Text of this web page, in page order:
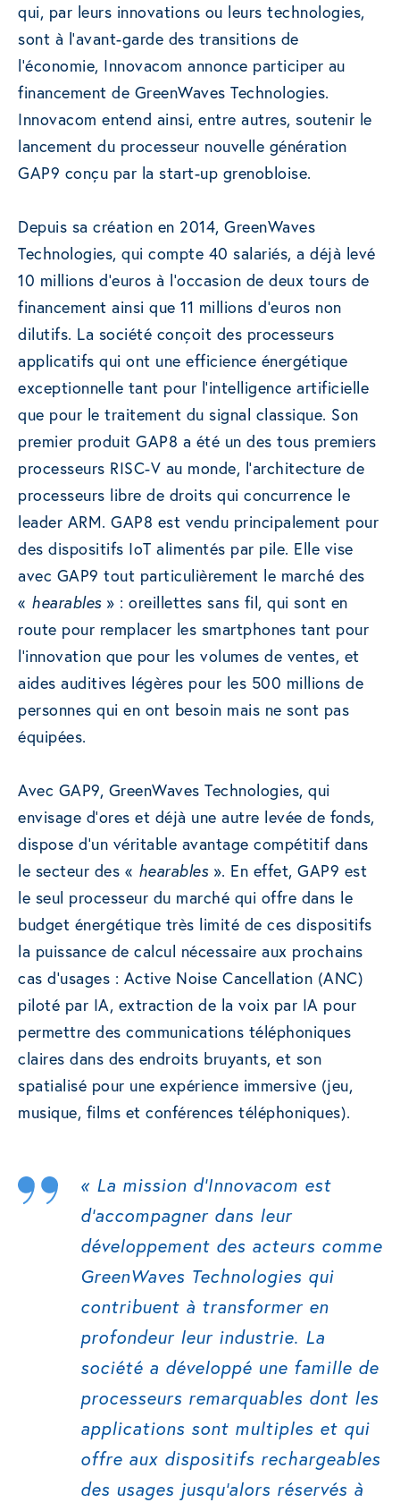
qui, par leurs innovations ou leurs technologies,
sont à l’avant-garde des transitions de
l’économie, Innovacom annonce participer au
financement de GreenWaves Technologies.
Innovacom entend ainsi, entre autres, soutenir le
lancement du processeur nouvelle génération
GAP9 conçu par la start-up grenobloise.
Depuis sa création en 2014, GreenWaves
Technologies, qui compte 40 salariés, a déjà levé
10 millions d’euros à l’occasion de deux tours de
financement ainsi que 11 millions d’euros non
dilutifs. La société conçoit des processeurs
applicatifs qui ont une efficience énergétique
exceptionnelle tant pour l’intelligence artificielle
que pour le traitement du signal classique. Son
premier produit GAP8 a été un des tous premiers
processeurs RISC-V au monde, l’architecture de
processeurs libre de droits qui concurrence le
leader ARM. GAP8 est vendu principalement pour
des dispositifs IoT alimentés par pile. Elle vise
avec GAP9 tout particulièrement le marché des
« hearables» : oreillettes sans fil, qui sont en
route pour remplacer les smartphones tant pour
l’innovation que pour les volumes de ventes, et
aides auditives légères pour les 500 millions de
personnes qui en ont besoin mais ne sont pas
équipées.
Avec GAP9, GreenWaves Technologies, qui
envisage d’ores et déjà une autre levée de fonds,
dispose d’un véritable avantage compétitif dans
le secteur des « hearables». En effet, GAP9 est
le seul processeur du marché qui offre dans le
budget énergétique très limité de ces dispositifs
la puissance de calcul nécessaire aux prochains
cas d’usages : Active Noise Cancellation (ANC)
piloté par IA, extraction de la voix par IA pour
permettre des communications téléphoniques
claires dans des endroits bruyants, et son
spatialisé pour une expérience immersive (jeu,
musique, films et conférences téléphoniques).
« La mission d’Innovacom est
d’accompagner dans leur
développement des acteurs comme
GreenWaves Technologies qui
contribuent à transformer en
profondeur leur industrie. La
société a développé une famille de
processeurs remarquables dont les
applications sont multiples et qui
offre aux dispositifs rechargeables
des usages jusqu’alors réservés à